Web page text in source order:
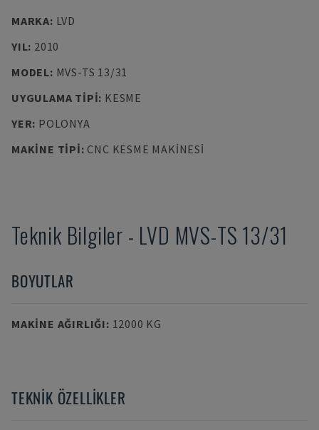
MARKA: LVD
YIL: 2010
MODEL: MVS-TS 13/31
UYGULAMA TIPI: KESME
YER: POLONYA
MAKINE TIPI: CNC KESME MAKINESI
Teknik Bilgiler - LVD MVS-TS 13/31
BOYUTLAR
MAKINE AĞIRLIĞI: 12000 KG
TEKNIK ÖZELLIKLER